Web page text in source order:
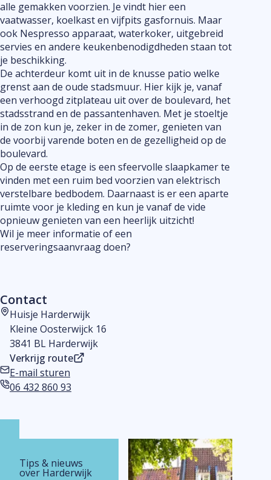
alle gemakken voorzien. Je vindt hier een
vaatwasser, koelkast en vijfpits gasfornuis. Maar
ook Nespresso apparaat, waterkoker, uitgebreid
servies en andere keukenbenodigdheden staan tot
je beschikking.
De achterdeur komt uit in de knusse patio welke
grenst aan de oude stadsmuur. Hier kijk je, vanaf
een verhoogd zitplateau uit over de boulevard, het
stadsstrand en de passantenhaven. Met je stoeltje
in de zon kun je, zeker in de zomer, genieten van
de voorbij varende boten en de gezelligheid op de
boulevard.
Op de eerste etage is een sfeervolle slaapkamer te
vinden met een ruim bed voorzien van elektrisch
verstelbare bedbodem. Daarnaast is er een aparte
ruimte voor je kleding en kun je vanaf de vide
opnieuw genieten van een heerlijk uitzicht!
Wil je meer informatie of een
reserveringsaanvraag doen?
Contact
Adres
Huisje Harderwijk
Kleine Oosterwijck 16
3841 BL Harderwijk
Verkrijg route
E-mailadres
E-mail sturen
Telefoonnummer
06 432 860 93
Tips & nieuws
over Harderwijk